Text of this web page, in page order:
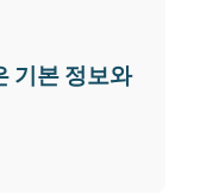
기본 정보와